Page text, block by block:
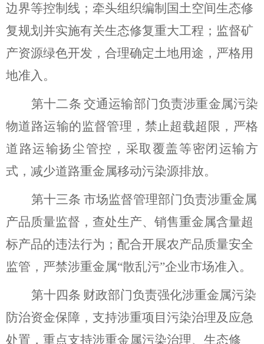
边界等控制线；牵头组织编制国土空间生态修
复规划并实施有关生态修复重大工程； 监督矿
产资源绿色开发， 合理确定土地用途，严格用
地准入 。
第十二条 交通运输部门负责涉重金属污染
物道路运输的监督管理，禁止超载超限，严格
道路运输扬尘管控，采取覆盖等密闭运输方
式，减少道路重金属移动污染源排放。
第十三条 市场监督管理部门负责涉重金属
产品质量监督，查处生产、销售重金属含量超
标产品的违法行为；配合开展农产品质量安全
监管，严禁涉重金属“散乱污”企业市场准入 。
第十四条 财政部门负责强化涉重金属污染
防治资金保障， 支持涉重项目污染治理及应急
处置， 重点支持涉重金属污染治理、生态修